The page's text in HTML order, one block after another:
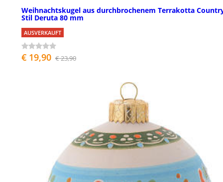
Weihnachtskugel aus durchbrochenem Terrakotta
Stil Deruta 80 mm
AUSVERKAUFT
€ 19,90 € 23,90